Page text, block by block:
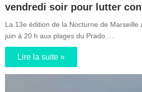
vendredi soir pour lutter
La 13e édition de la Nocturne de Marseille
juin à 20 h aux plages du Prado.…
Lire la suite »